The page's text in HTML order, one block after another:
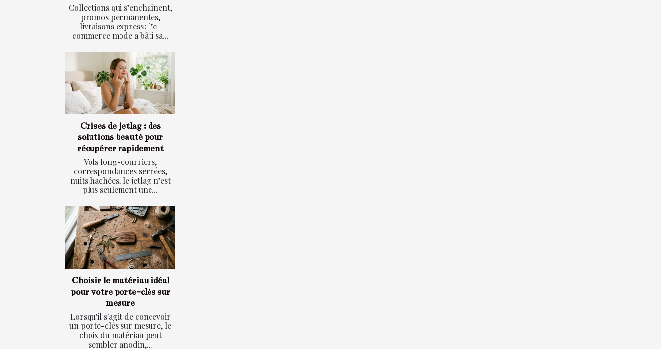
Collections qui s’enchaînent,
promos permanentes,
livraisons express : l’e-
commerce mode a bâti sa...
Crises de jetlag : des
solutions beauté pour
récupérer rapidement
Vols long-courriers,
correspondances serrées,
nuits hachées, le jetlag n’est
plus seulement une...
Choisir le matériau idéal
pour votre porte-clés sur
mesure
Lorsqu'il s'agit de concevoir
un porte-clés sur mesure, le
choix du matériau peut
sembler anodin,...